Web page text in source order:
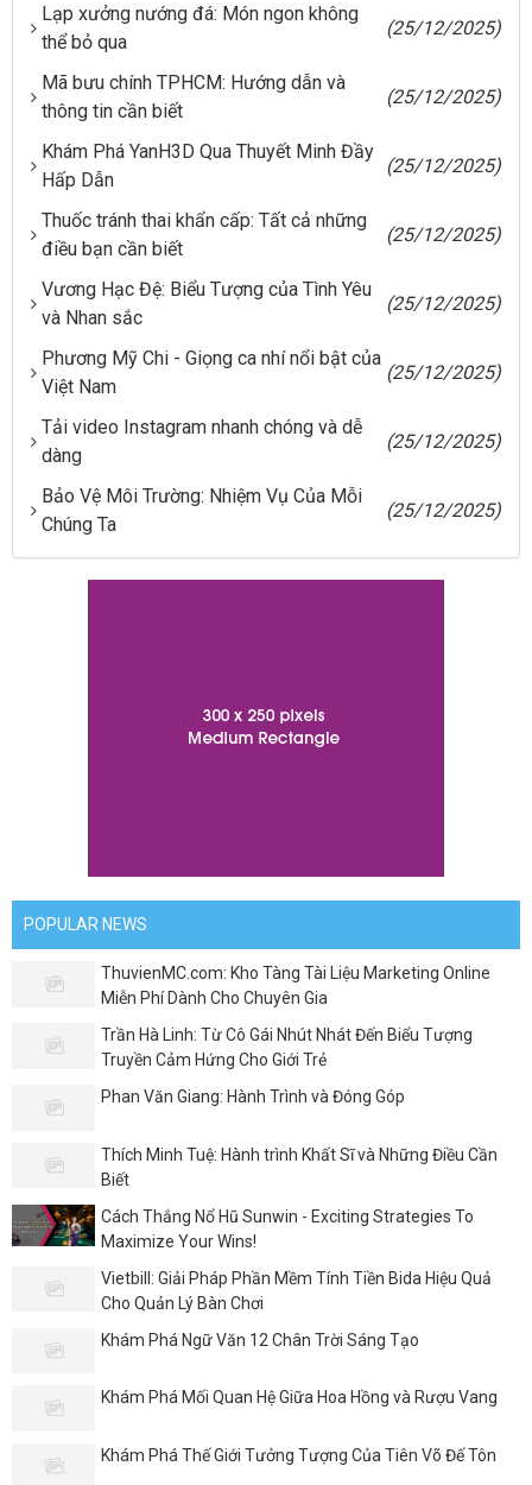
Lạp xưởng nướng đá: Món ngon không
thể bỏ qua
(25/12/2025)
Mã bưu chính TPHCM: Hướng dẫn và
thông tin cần biết
(25/12/2025)
Khám Phá YanH3D Qua Thuyết Minh Đầy
Hấp Dẫn
(25/12/2025)
Thuốc tránh thai khẩn cấp: Tất cả những
điều bạn cần biết
(25/12/2025)
Vương Hạc Đệ: Biểu Tượng của Tình Yêu
và Nhan sắc
(25/12/2025)
Phương Mỹ Chi - Giọng ca nhí nổi bật của
Việt Nam
(25/12/2025)
Tải video Instagram nhanh chóng và dễ
dàng
(25/12/2025)
Bảo Vệ Môi Trường: Nhiệm Vụ Của Mỗi
Chúng Ta
(25/12/2025)
POPULAR NEWS
ThuvienMC.com: Kho Tàng Tài Liệu Marketing Online
Miễn Phí Dành Cho Chuyên Gia
Trần Hà Linh: Từ Cô Gái Nhút Nhát Đến Biểu Tượng
Truyền Cảm Hứng Cho Giới Trẻ
Phan Văn Giang: Hành Trình và Đóng Góp
Thích Minh Tuệ: Hành trình Khất Sĩ và Những Điều Cần
Biết
Cách Thắng Nổ Hũ Sunwin - Exciting Strategies To
Maximize Your Wins!
Vietbill: Giải Pháp Phần Mềm Tính Tiền Bida Hiệu Quả
Cho Quản Lý Bàn Chơi
Khám Phá Ngữ Văn 12 Chân Trời Sáng Tạo
Khám Phá Mối Quan Hệ Giữa Hoa Hồng và Rượu Vang
Khám Phá Thế Giới Tưởng Tượng Của Tiên Võ Đế Tôn